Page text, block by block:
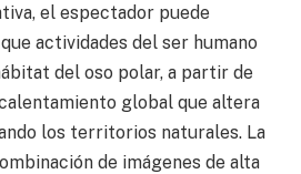
el espectador puede
actividades del ser humano
del oso polar, a partir de
global que altera
los territorios naturales. La
de imágenes de alta